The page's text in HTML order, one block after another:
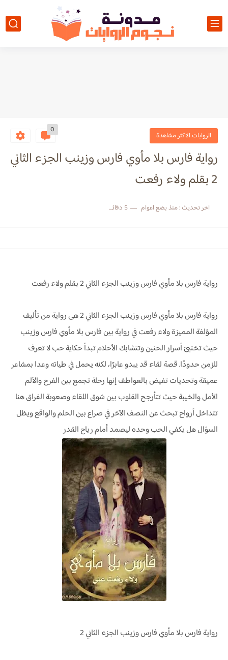
الروايات الاكثر مشاهدة
0
رواية فارس بلا مأوي فارس وزينب الجزء الثاني
2 بقلم ولاء رفعت
اخر تحديث :منذ بضع اعوام 5 دقائق للقراءة
رواية فارس بلا مأوي فارس وزينب الجزء الثاني 2 بقلم ولاء رفعت
رواية فارس بلا مأوي فارس وزينب الجزء الثاني 2 هى رواية من تأليف
المؤلفة المميزة ولاء رفعت في رواية بين فارس بلا مأوي فارس وزينب
حيث تختبئ أسرار الحنين وتتشابك الأحلام تبدأ حكاية حب لا تعرف
للزمن حدودًا. قصة لقاء قد يبدو عابرًا، لكنه يحمل في طياته وعدا بمشاعر
عميقة وتحديات تفيض بالعواطف إنها رحلة تجمع بين الفرح والألم
الأمل والخيبة حيث تتأرجح القلوب بين شوق اللقاء وصعوبة الفراق هنا
تتداخل أرواح تبحث عن النصف الآخر في صراع بين الحلم والواقع ويظل
السؤال هل يكفي الحب وحده ليصمد أمام رياح القدر
روايةفارس بلا مأوي فارس وزينبالجزء الثاني 2